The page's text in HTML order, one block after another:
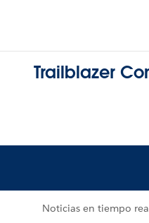
Trailblazer
Noticias en tiempo